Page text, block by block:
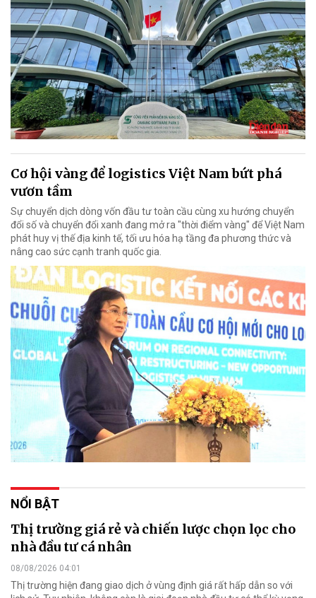
Cơ hội vàng để logistics Việt Nam bứt phá
vươn tầm
Sự chuyển dịch dòng vốn đầu tư toàn cầu cùng xu hướng chuyển
đổi số và chuyển đổi xanh đang mở ra "thời điểm vàng" để Việt Nam
phát huy vị thế địa kinh tế, tối ưu hóa hạ tầng đa phương thức và
nâng cao sức cạnh tranh quốc gia.
NỔI BẬT
Thị trường giá rẻ và chiến lược chọn lọc cho
nhà đầu tư cá nhân
08/08/2026 04:01
Thị trường hiện đang giao dịch ở vùng định giá rất hấp dẫn so với